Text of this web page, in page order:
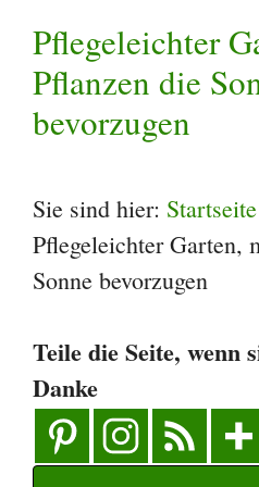
Pflegeleichter
Pflanzen die
bevorzugen
Sie sind hier: Startseite
Pflegeleichter Garten,
Sonne bevorzugen
Teile die Seite, wenn
Danke